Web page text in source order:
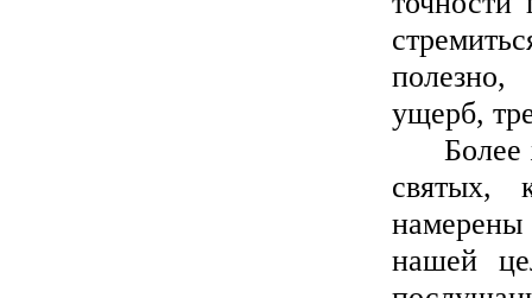
ущерб,
Более
святых,
нашей